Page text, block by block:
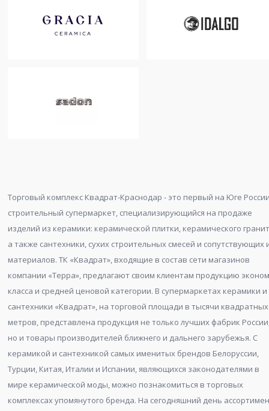
Торговый комплекс Квадрат-Краснодар - это первый на Юге
строительный супермаркет, специализирующийся на продаже
изделий из керамики: керамической плитки, керамического
а также сантехники, сухих строительных смесей и сопутствующих
материалов. ТК «Квадрат», входящие в состав сети магазинов
компании «Терра», предлагают своим клиентам продукцию
класса и средней ценовой категории. В супермаркетах керамики и
сантехники «Квадрат», на торговой площади в тысячи квадратных
метров, представлена продукция не только лучших фабрик
но и товары производителей ближнего и дальнего зарубежья. С
керамикой и сантехникой самых именитых брендов Белоруссии,
Турции, Китая, Италии и Испании, являющихся законодателями в
мире керамической моды, можно познакомиться в торговых
комплексах упомянутого бренда. На сегодняшний день